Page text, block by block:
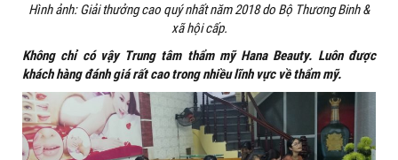
Hình ảnh: Giải thưởng cao quý nhất năm 2018 do Bộ Thương Binh &
xã hội cấp.
Không chỉ có vậy Trung tâm thẩm mỹ Hana Beauty. Luôn được
khách hàng đánh giá rất cao trong nhiều lĩnh vực về thẩm mỹ.